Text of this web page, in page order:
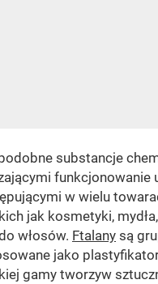
substancje
funkcjonowanie
w wielu
jak kosmetyki,
włosów. Ftalany są
jako
gamy tworzyw